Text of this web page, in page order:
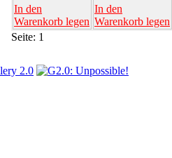
In den
Warenkorb legen
In den
Warenkorb legen
Seite: 1